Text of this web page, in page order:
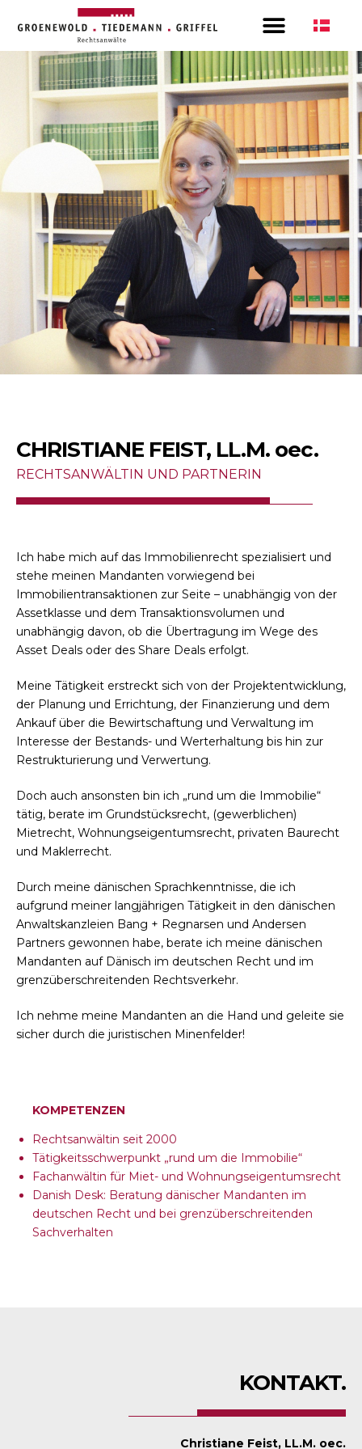
CHRISTIANE FEIST, LL.M. oec.
RECHTSANWÄLTIN UND PARTNERIN
Ich habe mich auf das Immobilienrecht spezialisiert und
stehe meinen Mandanten vorwiegend bei
Immobilientransaktionen zur Seite – unabhängig von der
Assetklasse und dem Transaktionsvolumen und
unabhängig davon, ob die Übertragung im Wege des
Asset Deals oder des Share Deals erfolgt.
Meine Tätigkeit erstreckt sich von der Projektentwicklung,
der Planung und Errichtung, der Finanzierung und dem
Ankauf über die Bewirtschaftung und Verwaltung im
Interesse der Bestands- und Werterhaltung bis hin zur
Restrukturierung und Verwertung.
Doch auch ansonsten bin ich „rund um die Immobilie“
tätig, berate im Grundstücksrecht, (gewerblichen)
Mietrecht, Wohnungseigentumsrecht, privaten Baurecht
und Maklerrecht.
Durch meine dänischen Sprachkenntnisse, die ich
aufgrund meiner langjährigen Tätigkeit in den dänischen
Anwaltskanzleien Bang + Regnarsen und Andersen
Partners gewonnen habe, berate ich meine dänischen
Mandanten auf Dänisch im deutschen Recht und im
grenzüberschreitenden Rechtsverkehr.
Ich nehme meine Mandanten an die Hand und geleite sie
sicher durch die juristischen Minenfelder!
KOMPETENZEN
Rechtsanwältin seit 2000
Tätigkeitsschwerpunkt „rund um die Immobilie“
Fachanwältin für Miet- und Wohnungseigentumsrecht
Danish Desk: Beratung dänischer Mandanten im
deutschen Recht und bei grenzüberschreitenden
Sachverhalten
KONTAKT.
Christiane Feist, LL.M. oec.